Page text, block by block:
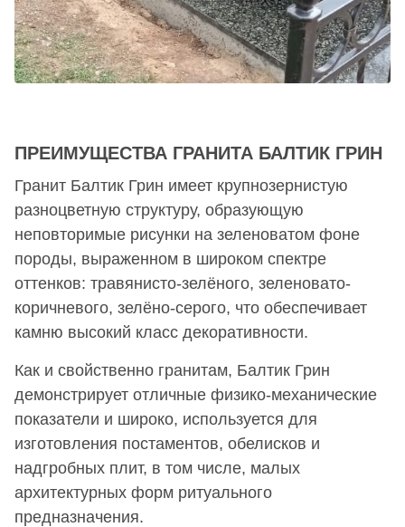
ПРЕИМУЩЕСТВА ГРАНИТА БАЛТИК ГРИН
Гранит Балтик Грин имеет крупнозернистую
разноцветную структуру, образующую
неповторимые рисунки на зеленоватом фоне
породы, выраженном в широком спектре
оттенков: травянисто-зелёного, зеленовато-
коричневого, зелёно-серого, что обеспечивает
камню высокий класс декоративности.
Как и свойственно гранитам, Балтик Грин
демонстрирует отличные физико-механические
показатели и широко, используется для
изготовления постаментов, обелисков и
надгробных плит, в том числе, малых
архитектурных форм ритуального
предназначения.